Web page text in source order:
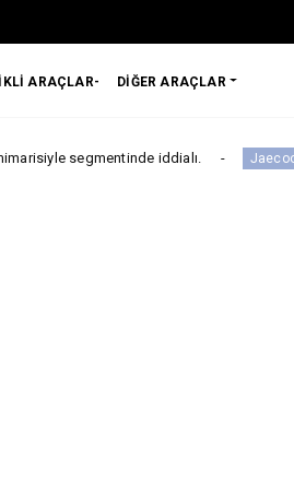
ARAÇLAR- DİĞER ARAÇLAR
iddialı. Jaecoo Jaecoo,